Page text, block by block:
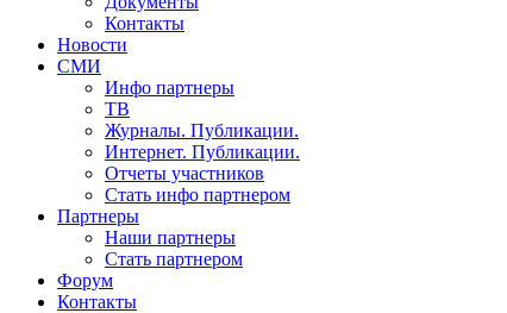
Контакты
Новости
СМИ
Инфо партнеры
ТВ
Журналы. Публикации.
Интернет. Публикации.
Отчеты участников
Стать инфо партнером
Партнеры
Наши партнеры
Стать партнером
Форум
Контакты